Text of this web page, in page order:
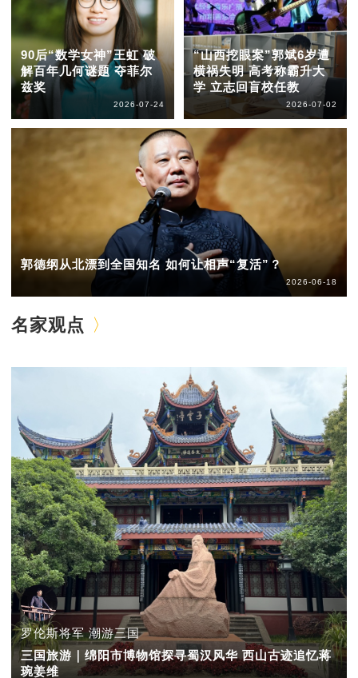
90后“数学女神”王虹 破
解百年几何谜题 夺菲尔
兹奖
2026-07-24
“山西挖眼案”郭斌6岁遭
横祸失明 高考称霸升大
学 立志回盲校任教
2026-07-02
郭德纲从北漂到全国知名 如何让相声“复活”？
2026-06-18
名家观点
罗伦斯将军 潮游三国
三国旅游｜绵阳市博物馆探寻蜀汉风华 西山古迹追忆蒋
琬姜维